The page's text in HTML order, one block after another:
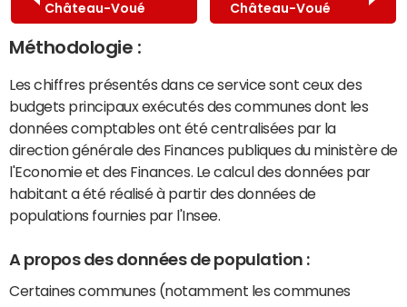
Château-Voué
Château-Voué
Méthodologie :
Les chiffres présentés dans ce service sont ceux des
budgets principaux exécutés des communes dont les
données comptables ont été centralisées par la
direction générale des Finances publiques du ministère de
l'Economie et des Finances. Le calcul des données par
habitant a été réalisé à partir des données de
populations fournies par l'Insee.
A propos des données de population :
Certaines communes (notamment les communes